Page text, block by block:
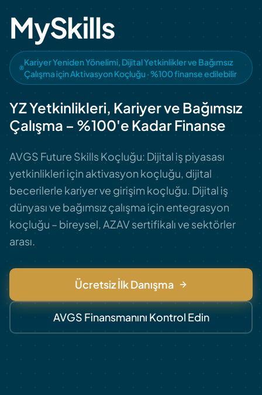
MySkills
Kariyer Yeniden Yönelimi, Dijital Yetkinlikler ve Bağımsız
Çalışma için Aktivasyon Koçluğu · %100 finanse edilebilir
YZ Yetkinlikleri, Kariyer ve Bağımsız
Çalışma – %100'e Kadar Finanse
AVGS Future Skills Koçluğu: Dijital iş piyasası
yetkinlikleri için aktivasyon koçluğu, dijital
becerilerle kariyer ve girişim koçluğu. Dijital iş
dünyası ve bağımsız çalışma için entegrasyon
koçluğu – bireysel, AZAV sertifikalı ve sektörler
arası.
Ücretsiz İlk Danışma
AVGS Finansmanını Kontrol Edin